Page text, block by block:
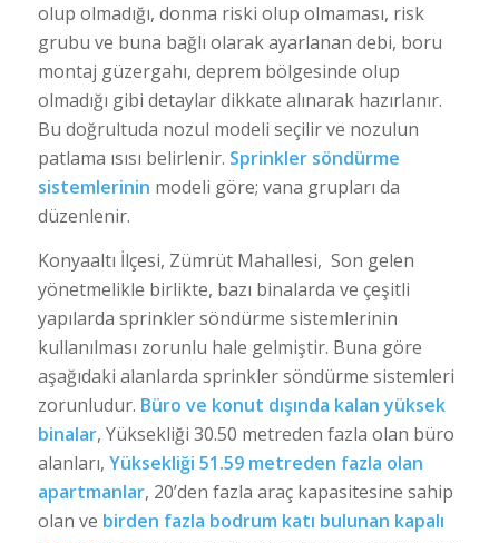
olup olmadığı, donma riski olup olmaması, risk
grubu ve buna bağlı olarak ayarlanan debi, boru
montaj güzergahı, deprem bölgesinde olup
olmadığı gibi detaylar dikkate alınarak hazırlanır.
Bu doğrultuda nozul modeli seçilir ve nozulun
patlama ısısı belirlenir. Sprinkler söndürme
sistemlerinin modeli göre; vana grupları da
düzenlenir.
Konyaaltı İlçesi, Zümrüt Mahallesi, Son gelen
yönetmelikle birlikte, bazı binalarda ve çeşitli
yapılarda sprinkler söndürme sistemlerinin
kullanılması zorunlu hale gelmiştir. Buna göre
aşağıdaki alanlarda sprinkler söndürme sistemleri
zorunludur. Büro ve konut dışında kalan yüksek
binalar, Yüksekliği 30.50 metreden fazla olan büro
alanları, Yüksekliği 51.59 metreden fazla olan
apartmanlar, 20’den fazla araç kapasitesine sahip
olan ve birden fazla bodrum katı bulunan kapalı